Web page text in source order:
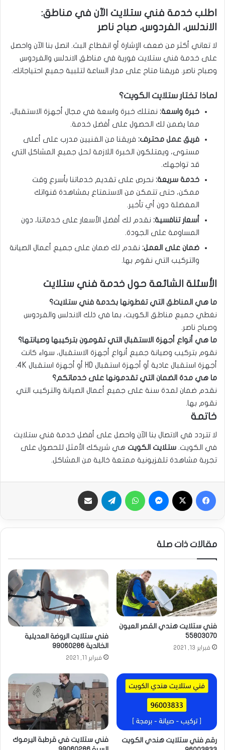
اطلب خدمة فني ستلايت الآن في مناطق:
الاندلس، الفردوس، صباح ناصر
لا تعاني أكثر من ضعف الإشارة أو انقطاع البث. اتصل بنا الآن واحصل
على خدمة فني ستلايت فورية في مناطق الاندلس والفردوس
وصباح ناصر. فريقنا متاح على مدار الساعة لتلبية جميع احتياجاتك.
لماذا تختار ستلايت الكويت؟
خبرة واسعة: نمتلك خبرة واسعة في مجال أجهزة الاستقبال،
مما يضمن لك الحصول على أفضل خدمة.
فريق عمل محترف: فريقنا من الفنيين مدرب على أعلى
مستوى، ويمتلكون الخبرة اللازمة لحل جميع المشاكل التي
قد تواجهك.
خدمة سريعة: نحرص على تقديم خدماتنا بأسرع وقت
ممكن، حتى تتمكن من الاستمتاع بمشاهدة قنواتك
المفضلة دون أي تأخير.
أسعار تنافسية: نقدم لك أفضل الأسعار على خدماتنا، دون
المساومة على الجودة.
ضمان على العمل: نقدم لك ضمان على جميع أعمال الصيانة
والتركيب التي نقوم بها.
الأسئلة الشائعة حول خدمة فني ستلايت
ما هي المناطق التي تغطونها بخدمة فني ستلايت؟
نغطي جميع مناطق الكويت، بما في ذلك الاندلس والفردوس
وصباح ناصر.
ما هي أنواع أجهزة الاستقبال التي تقومون بتركيبها وصيانتها؟
نقوم بتركيب وصيانة جميع أنواع أجهزة الاستقبال، سواء كانت
أجهزة استقبال عادية أو أجهزة استقبال HD أو أجهزة استقبال 4K.
ما هي مدة الضمان التي تقدمونها على خدماتكم؟
نقدم ضمان لمدة سنة على جميع أعمال الصيانة والتركيب التي
نقوم بها.
خاتمة
لا تتردد في الاتصال بنا الآن واحصل على أفضل خدمة فني ستلايت
في الكويت. ستلايت الكويت هي شريكك الأمثل للحصول على
تجربة مشاهدة تلفزيونية ممتعة خالية من المشاكل.
فيسبوك ماسنجر واتساب تيلقرام
مقالات ذات صلة
فني ستلايت هندي القصر العيون
55803070
فبراير 13, 2021
فني ستلايت الروضة العديلية
الخالدية 99060286
فبراير 11, 2021
رقم فني ستلايت هندي الكويت
فني ستلايت في قرطبة اليرموك